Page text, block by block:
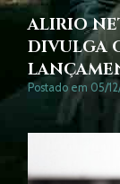
ALIRIO
DIVULGA
Postado em 05/